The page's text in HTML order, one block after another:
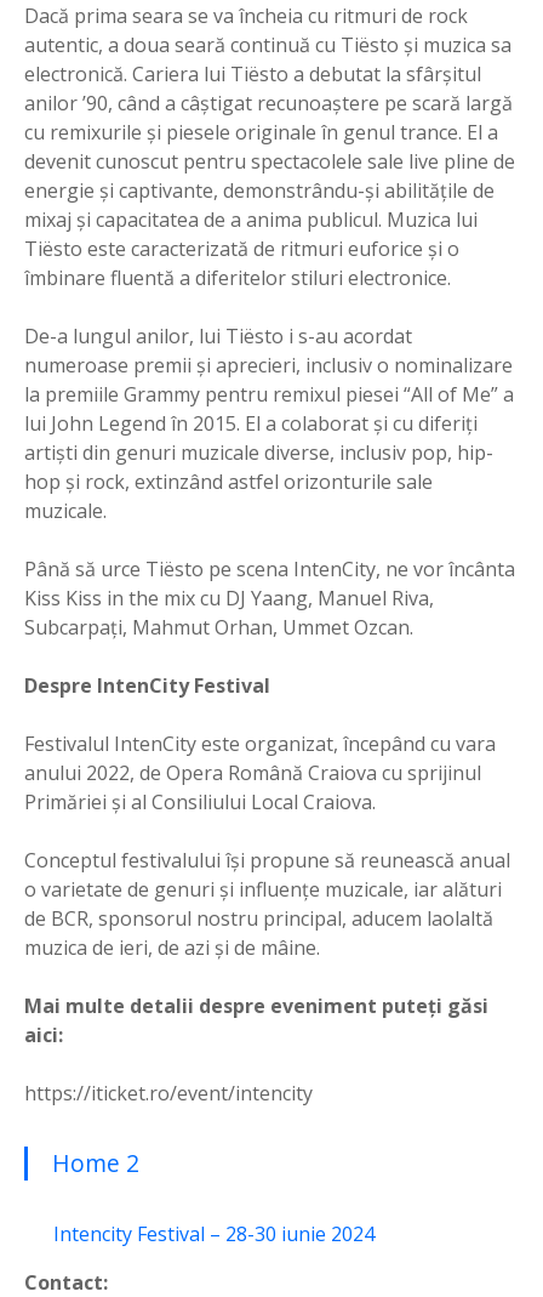
Dacă prima seara se va încheia cu ritmuri de rock
autentic, a doua seară continuă cu Tiësto și muzica sa
electronică. Cariera lui Tiësto a debutat la sfârșitul
anilor ’90, când a câștigat recunoaștere pe scară largă
cu remixurile și piesele originale în genul trance. El a
devenit cunoscut pentru spectacolele sale live pline de
energie și captivante, demonstrându-și abilitățile de
mixaj și capacitatea de a anima publicul. Muzica lui
Tiësto este caracterizată de ritmuri euforice și o
îmbinare fluentă a diferitelor stiluri electronice.
De-a lungul anilor, lui Tiësto i s-au acordat
numeroase premii și aprecieri, inclusiv o nominalizare
la premiile Grammy pentru remixul piesei “All of Me” a
lui John Legend în 2015. El a colaborat și cu diferiți
artiști din genuri muzicale diverse, inclusiv pop, hip-
hop și rock, extinzând astfel orizonturile sale
muzicale.
Până să urce Tiësto pe scena IntenCity, ne vor încânta
Kiss Kiss in the mix cu DJ Yaang, Manuel Riva,
Subcarpați, Mahmut Orhan, Ummet Ozcan.
Despre IntenCity Festival
Festivalul IntenCity este organizat, începând cu vara
anului 2022, de Opera Română Craiova cu sprijinul
Primăriei și al Consiliului Local Craiova.
Conceptul festivalului își propune să reunească anual
o varietate de genuri și influențe muzicale, iar alături
de BCR, sponsorul nostru principal, aducem laolaltă
muzica de ieri, de azi și de mâine.
Mai multe detalii despre eveniment puteți găsi
aici:
https://iticket.ro/event/intencity
Home 2
Intencity Festival – 28-30 iunie 2024
Contact: